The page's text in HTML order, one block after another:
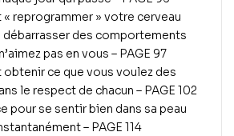
reprogrammer » votre cerveau
débarrasser des comportements
pas en vous – PAGE 97
ce que vous voulez des
le respect de chacun – PAGE 102
pour se sentir bien dans sa peau
– PAGE 114